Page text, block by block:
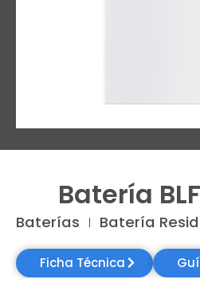
Batería
Baterías Batería
Ficha Técnica